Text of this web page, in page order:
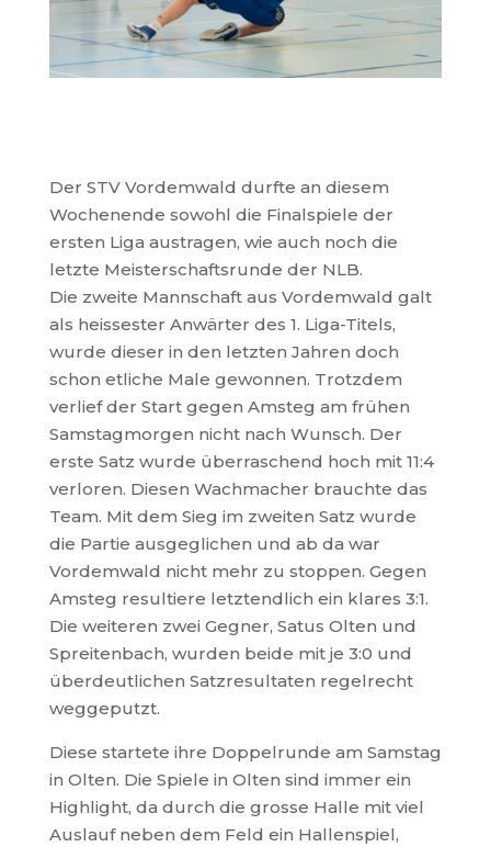
Der STV Vordemwald durfte an diesem
Wochenende sowohl die Finalspiele der
ersten Liga austragen, wie auch noch die
letzte Meisterschaftsrunde der NLB.
Die zweite Mannschaft aus Vordemwald galt
als heissester Anwärter des 1. Liga-Titels,
wurde dieser in den letzten Jahren doch
schon etliche Male gewonnen. Trotzdem
verlief der Start gegen Amsteg am frühen
Samstagmorgen nicht nach Wunsch. Der
erste Satz wurde überraschend hoch mit 11:4
verloren. Diesen Wachmacher brauchte das
Team. Mit dem Sieg im zweiten Satz wurde
die Partie ausgeglichen und ab da war
Vordemwald nicht mehr zu stoppen. Gegen
Amsteg resultiere letztendlich ein klares 3:1.
Die weiteren zwei Gegner, Satus Olten und
Spreitenbach, wurden beide mit je 3:0 und
überdeutlichen Satzresultaten regelrecht
weggeputzt.
Diese startete ihre Doppelrunde am Samstag
in Olten. Die Spiele in Olten sind immer ein
Highlight, da durch die grosse Halle mit viel
Auslauf neben dem Feld ein Hallenspiel,